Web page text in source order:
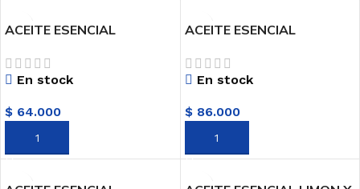
ACEITE ESENCIAL
10ML AROMATMA
En stock
$ 64.000
AÑADIR AL CARRITO
ACEITE ESENCIAL
10ML AROMATMA
En stock
$86.000
AÑADIR AL CARRITO